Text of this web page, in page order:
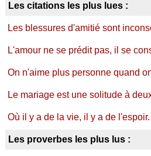
Les citations les plus lues :
Les blessures d'amitié sont
L'amour ne se prédit pas, il se
On n'aime plus personne quand
Le mariage est une solitude à
Où il y a de la vie, il y a de l'espoir.
Les proverbes les plus lus :